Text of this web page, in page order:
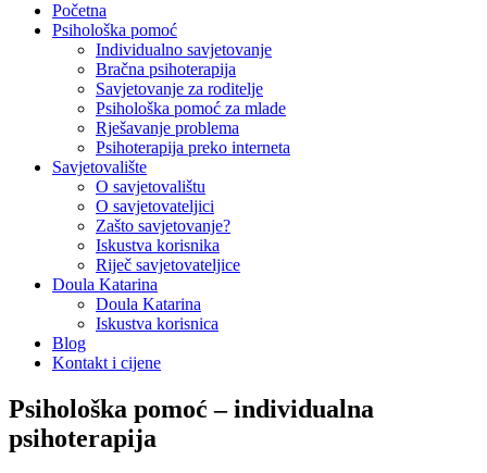
Početna
Psihološka pomoć
Individualno savjetovanje
Bračna psihoterapija
Savjetovanje za roditelje
Psihološka pomoć za mlade
Rješavanje problema
Psihoterapija preko interneta
Savjetovalište
O savjetovalištu
O savjetovateljici
Zašto savjetovanje?
Iskustva korisnika
Riječ savjetovateljice
Doula Katarina
Doula Katarina
Iskustva korisnica
Blog
Kontakt i cijene
Psihološka pomoć – individualna
psihoterapija